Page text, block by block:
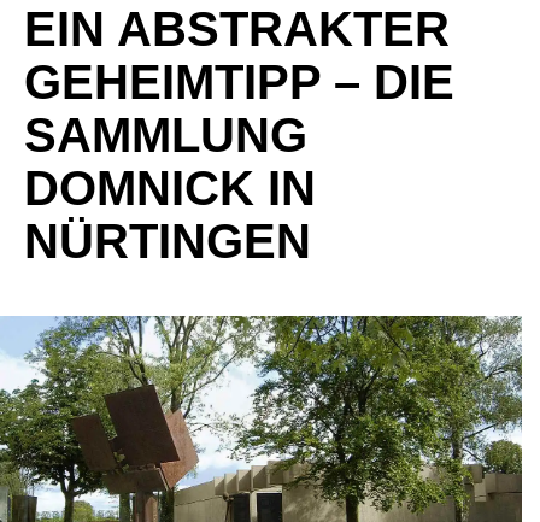
EIN ABSTRAKTER
GEHEIMTIPP – DIE
SAMMLUNG
DOMNICK IN
NÜRTINGEN